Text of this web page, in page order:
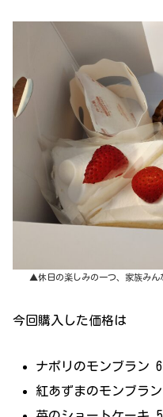
▲休日の楽しみの一つ、家族みん
今回購入した価格は
ナポリのモンブラン
紅あずまのモンブラ